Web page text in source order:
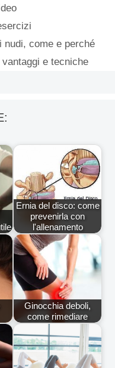
nudi, come e perché
e tecniche
Ernia del disco: come
prevenirla con
l'allenamento
Ginocchia deboli,
come rimediare